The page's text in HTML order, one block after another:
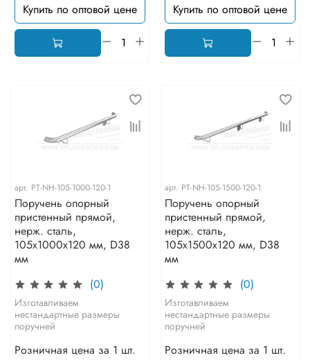
Купить по оптовой цене Купить по оптовой цене
арт. PT-NH-105-1000-120-1
Поручень опорный
пристенный прямой,
нерж. сталь,
105x1000х120 мм, D38
мм
(0)
Изготавливаем
нестандартные размеры
поручней
Розничная цена за 1 шт.
арт. PT-NH-105-1500-120-1
Поручень опорный
пристенный прямой,
нерж. сталь,
105x1500х120 мм, D38
мм
(0)
Изготавливаем
нестандартные размеры
поручней
Розничная цена за 1 шт.